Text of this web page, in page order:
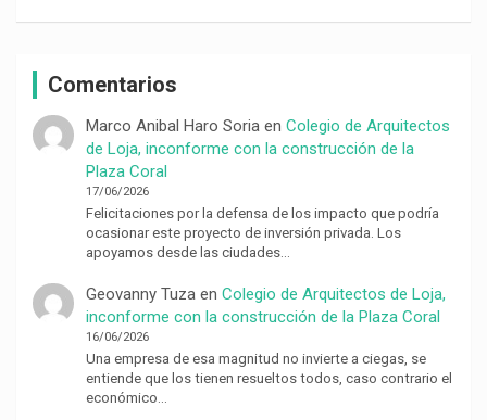
Comentarios
Marco Anibal Haro Soria en Colegio de Arquitectos
de Loja, inconforme con la construcción de la
Plaza Coral
17/06/2026
Felicitaciones por la defensa de los impacto que podría
ocasionar este proyecto de inversión privada. Los
apoyamos desde las ciudades…
Geovanny Tuzaen Colegio de Arquitectos de Loja,
inconforme con la construcción de la Plaza Coral
16/06/2026
Una empresa de esa magnitud no invierte a ciegas, se
entiende que los tienen resueltos todos, caso contrario el
económico…